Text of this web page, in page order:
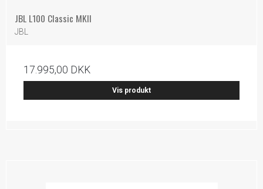
JBL L100 Classic MKII
JBL
17.995,00 DKK
Vis produkt